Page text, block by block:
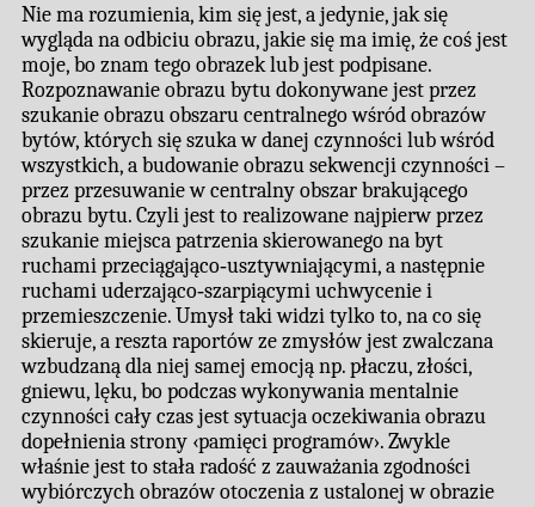
Nie ma rozumienia, kim się jest, a jedynie, jak się
wygląda na odbiciu obrazu, jakie się ma imię, że coś jest
moje, bo znam tego obrazek lub jest podpisane.
Rozpoznawanie obrazu bytu dokonywane jest przez
szukanie obrazu obszaru centralnego wśród obrazów
bytów, których się szuka w danej czynności lub wśród
wszystkich, a budowanie obrazu sekwencji czynności –
przez przesuwanie w centralny obszar brakującego
obrazu bytu. Czyli jest to realizowane najpierw przez
szukanie miejsca patrzenia skierowanego na byt
ruchami przeciągająco‐usztywniającymi, a następnie
ruchami uderzająco‐szarpiącymi uchwycenie i
przemieszczenie. Umysł taki widzi tylko to, na co się
skieruje, a reszta raportów ze zmysłów jest zwalczana
wzbudzaną dla niej samej emocją np. płaczu, złości,
gniewu, lęku, bo podczas wykonywania mentalnie
czynności cały czas jest sytuacja oczekiwania obrazu
dopełnienia strony ‹pamięci programów›. Zwykle
właśnie jest to stała radość z zauważania zgodności
wybiórczych obrazów otoczenia z ustalonej w obrazie